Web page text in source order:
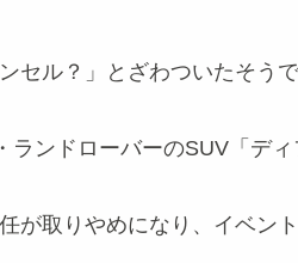
セル？」とざわついたそうで
ンドローバーのSUV「ディ
が取りやめになり、イベン